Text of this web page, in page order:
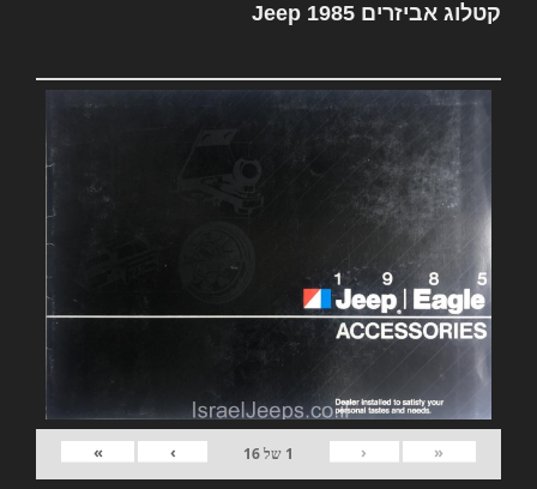
קטלוג אביזרים Jeep 1985
«
‹
1 של16
›
»